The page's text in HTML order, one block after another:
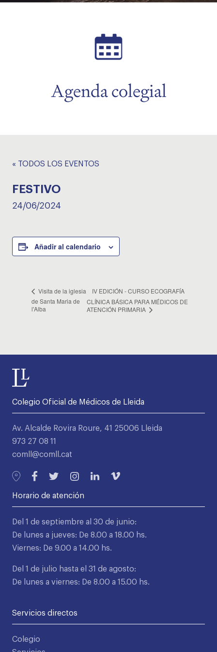
Agenda colegial
« TODOS LOS EVENTOS
FESTIVO
24/06/2024
Añadir al calendario
Visita de la iglesia
de Santa Maria de
l'Alba
IV EDICIÓN - CURSO ECOGRAFÍA
CLÍNICA BÁSICA PARA MÉDICOS DE
ATENCIÓN PRIMARIA
Colegio Oficial de Médicos de Lleida
Av. Alcalde Rovira Roure, 41 25006 Lleida
973 27 08 11
comll@comll.cat
Horario de atención
Del 1 de septiembre al 30 de junio:
De lunes a jueves: De 8.00 a 18.00 hs.
Viernes: De 9.00 a 14.00 hs.
Del 1 de julio hasta el 31 de agosto:
De lunes a viernes: De 8.00 a 15.00 hs.
Servicios directos
Colegio